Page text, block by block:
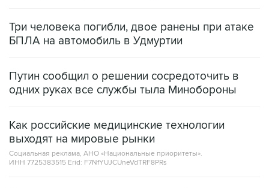
Три человека погибли, двое ранены при атаке
БПЛА на автомобиль в Удмуртии
Путин сообщил о решении сосредоточить в
одних руках все службы тыла Минобороны
Как российские медицинские технологии
выходят на мировые рынки
Социальная реклама, АНО «Национальные приоритеты».
ИНН 7725383515 Erid: F7NfYUJCUneVdTRF8PRs